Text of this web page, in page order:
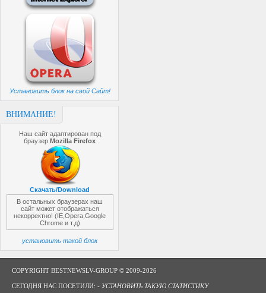
Установить блок на свой Сайт!
ВНИМАНИЕ!
Наш сайт адаптирован под
браузерMozilla Firefox
Скачать/Download
В остальных браузерах наш
сайт может отображаться
некорректно! (IE,Opera,Google
Chrome и т.д)
установить такой блок
COPYRIGHT BESTNEWSLV-GROUP © 2009-2026
СЕГОДНЯ НАС ПОСЕТИЛИ: - УСТАНОВИТЬ ТАКУЮ СТАТИСТИКУ